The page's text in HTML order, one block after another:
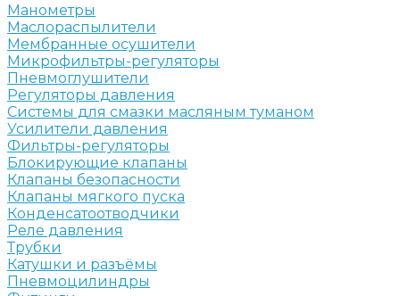
Манометры
Маслораспылители
Мембранные осушители
Микрофильтры-регуляторы
Пневмоглушители
Регуляторы давления
Системы для смазки масляным туманом
Усилители давления
Фильтры-регуляторы
Блокирующие клапаны
Клапаны безопасности
Клапаны мягкого пуска
Конденсатоотводчики
Реле давления
Трубки
Катушки и разъёмы
Пневмоцилиндры